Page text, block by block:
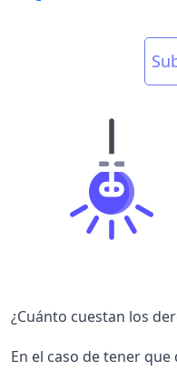
¿Cuánto cuestan los
En el caso de tener que